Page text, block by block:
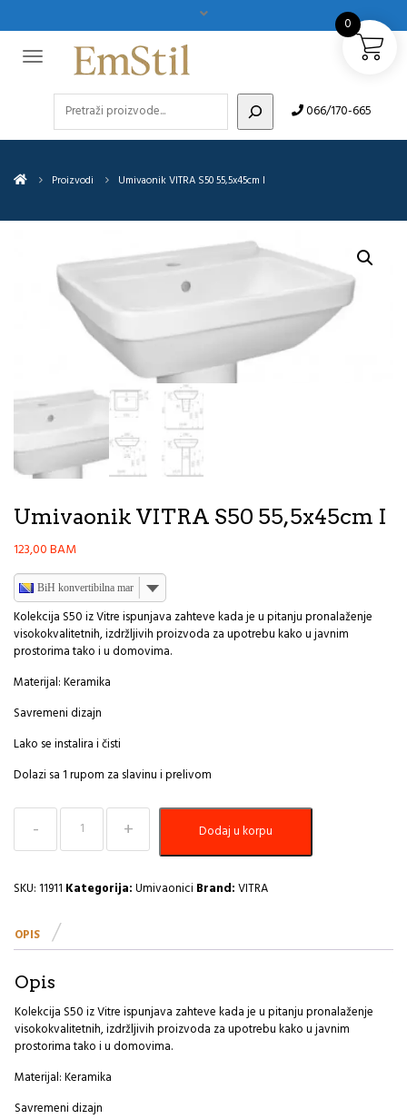
066/170-665
Proizvodi Umivaonik VITRA S50 55,5x45cm I
Umivaonik VITRA S50 55,5x45cm I
123,00BAM
BiH konvertibilna marka
Kolekcija S50 iz Vitre ispunjava zahteve kada je u pitanju pronalaženje
visokokvalitetnih, izdržljivih proizvoda za upotrebu kako u javnim
prostorima tako i u domovima.
Materijal: Keramika
Savremeni dizajn
Lako se instalira i čisti
Dolazi sa 1 rupom za slavinu i prelivom
Umivaonik
VITRA
S50
I
Dodaj u korpu
SKU: 11911 Kategorija:Umivaonici Brand:VITRA
OPIS
Opis
Kolekcija S50 iz Vitre ispunjava zahteve kada je u pitanju pronalaženje
visokokvalitetnih, izdržljivih proizvoda za upotrebu kako u javnim
prostorima tako i u domovima.
Materijal: Keramika
Savremeni dizajn
0